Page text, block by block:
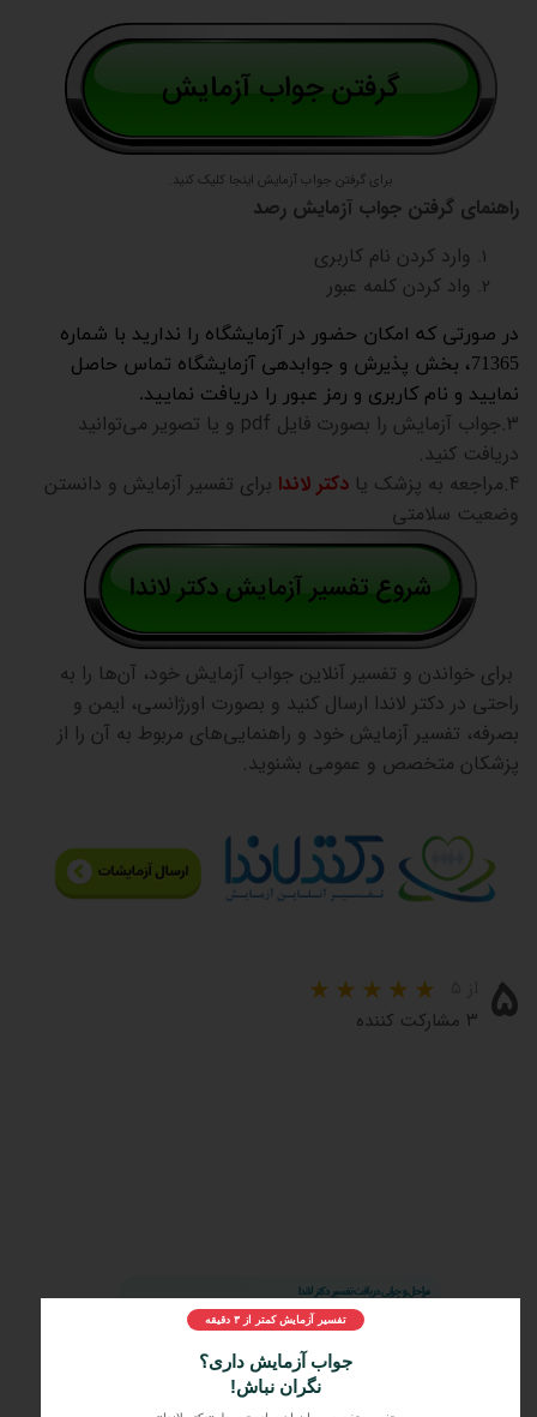
برای گرفتن جواب آزمایش اینجا کلیک کنید.
راهنمای گرفتن جواب آزمایش رصد
وارد کردن نام کاربری
واد کردن کلمه عبور
در صورتی که امکان حضور در آزمایشگاه را ندارید با شماره
71365، بخش پذیرش و جوابدهی آزمایشگاه تماس حاصل
نمایید و نام کاربری و رمز عبور را دریافت نمایید.
3.جواب آزمایش را بصورت فایل pdf و یا تصویر می‌توانید
دریافت کنید.
4.مراجعه به پزشک یا
دکتر لاندا برای تفسیر آزمایش و دانستن
وضعیت سلامتی
برای خواندن و تفسیر آنلاین جواب آزمایش خود، آن‌ها را به
راحتی در دکتر لاندا ارسال کنید و بصورت اورژانسی، ایمن و
بصرفه، تفسیر آزمایش خود و راهنمایی‌های مربوط به آن را از
پزشکان متخصص و عمومی بشنوید.
۵ ۳ مشارکت کننده
مراحل و چرایی دریافت تفسیر دکتر لاندا
ثبت درخواست
ارسال جواب آزمایش
دریافت تفسیر تخصصی
تفسیر آزمایش کمتر از ۳ دقیقه
جواب آزمایش داری؟
نگران نباش!